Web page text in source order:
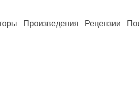
Произведения Рецензии